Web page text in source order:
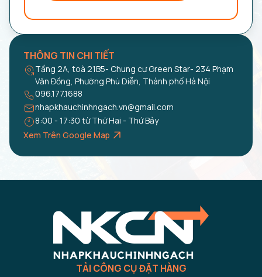
THÔNG TIN CHI TIẾT
Tầng 2A, toà 21B5- Chung cư Green Star- 234 Phạm
Văn Đồng, Phường Phú Diễn, Thành phố Hà Nội
096.177.1688
nhapkhauchinhngach.vn@gmail.com
8:00 - 17:30 từ Thứ Hai - Thứ Bảy
Xem Trên Google Map
TẢI CÔNG CỤ ĐẶT HÀNG